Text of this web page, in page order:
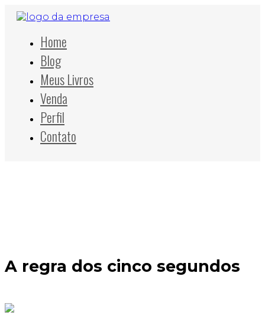
Home
Blog
Meus Livros
Venda
Perfil
Contato
A regra dos cinco segundos